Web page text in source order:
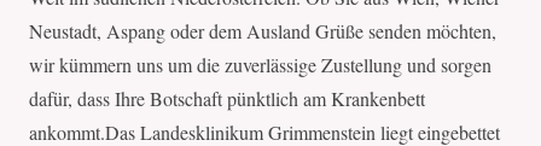
Neustadt, Aspang oder dem Ausland Grüße senden möchten,
wir kümmern uns um die zuverlässige Zustellung und sorgen
dafür, dass Ihre Botschaft pünktlich am Krankenbett
ankommt.Das Landesklinikum Grimmenstein liegt eingebettet